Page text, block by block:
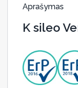
Aprašymas
K sileo